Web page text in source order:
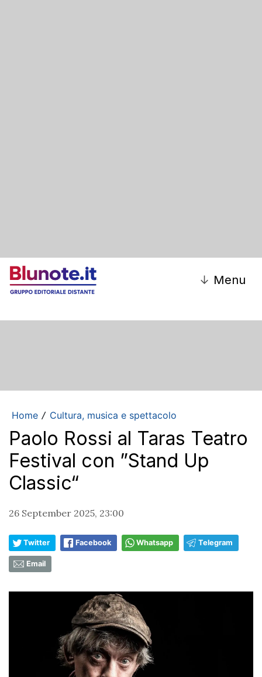
↓ Menu
Home / Cultura, musica e spettacolo
Paolo Rossi al Taras Teatro
Festival con ”Stand Up
Classic“
26 September 2025, 23:00
Twitter Facebook Whatsapp Telegram
Email